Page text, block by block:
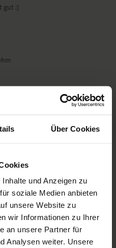
Über Cookies
und Anzeigen zu
soziale Medien anbieten
unsere Website zu
wir Informationen zu Ihrer
an unsere Partner für
Analysen weiter. Unsere
gut :)